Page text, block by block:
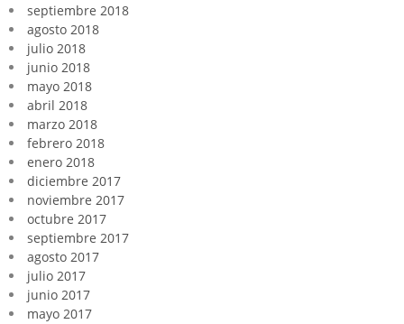
septiembre 2018
agosto 2018
julio 2018
junio 2018
mayo 2018
abril 2018
marzo 2018
febrero 2018
enero 2018
diciembre 2017
noviembre 2017
octubre 2017
septiembre 2017
agosto 2017
julio 2017
junio 2017
mayo 2017